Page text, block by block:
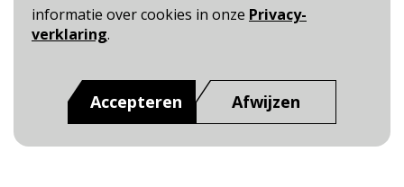
informatie over cookies in onze Privacy-
verklaring.
Accepteren Afwijzen
Toegankelijkheid